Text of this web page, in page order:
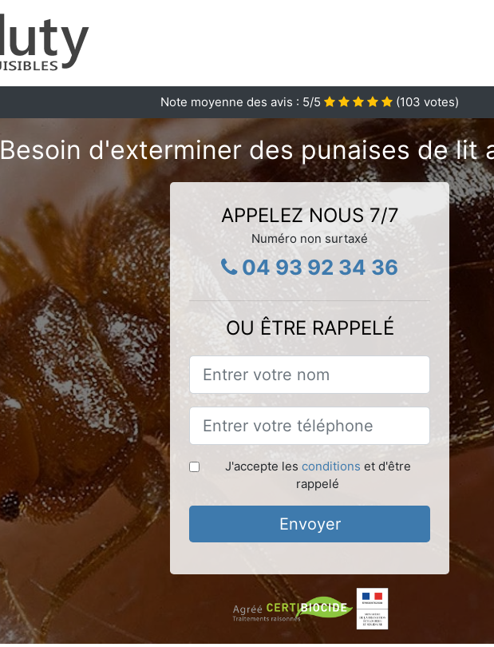
Note moyenne des avis : 5/5 (103 votes)
Besoin d'exterminer des punaises de lit
APPELEZ NOUS 7/7
Numéro non surtaxé
04 93 92 34 36
OU ÊTRE RAPPELÉ
J'accepte les conditions et d'être
rappelé
Envoyer